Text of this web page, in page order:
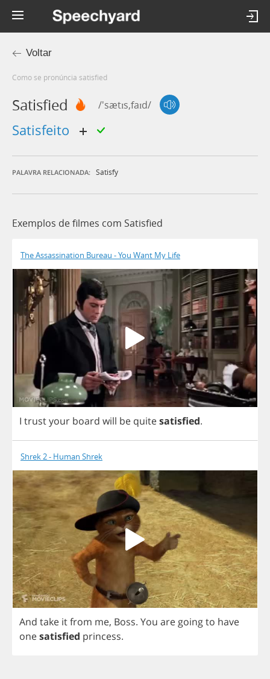
Voltar
Como se pronúncia satisfied
Satisfied /'sætɪs,faɪd/
satisfeito
PALAVRA RELACIONADA: Satisfy
Exemplos de filmes com Satisfied
The Assassination Bureau - You Want My Life
I trustyour board will be quitesatisfied.
Shrek 2 - Human Shrek
And take itfrom me, Boss. You are goingto have
onesatisfied princess.